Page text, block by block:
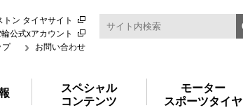
トン タイヤサイト
公式xアカウント
プ
お問い合わせ
スペシャル
コンテンツ
モーター
スポーツタイヤ